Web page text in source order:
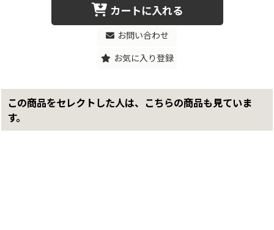
カートに入れる
お問い合わせ
お気に入り登録
この商品をセレクトした人は、こちらの商品も見ていま
す。